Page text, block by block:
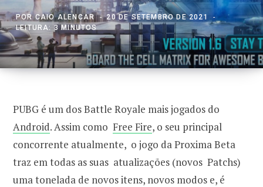
PORCAIO ALENCAR
20 DE SETEMBRO DE 2021
LEITURA: 3 MINUTOS
PUBG é um dos Battle Royale mais jogados do
Android. Assim como Free Fire, o seu principal
concorrente atualmente, o jogo da Proxima Beta
traz em todas as suas atualizações (novos Patchs)
uma tonelada de novos itens, novos modos e, é